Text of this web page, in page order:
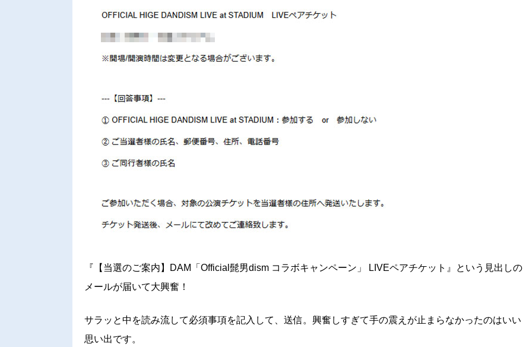
『【当選のご案内】DAM「Official髭男dism コラボキャンペーン」 LIVEペアチケット』という見出しの
メールが届いて大興奮！
サラッと中を読み流して必須事項を記入して、送信。興奮しすぎて手の震えが止まらなかったのはいい
思い出です。